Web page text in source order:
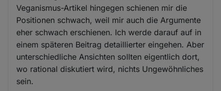
Veganismus-Artikel hingegen schienen mir die
Positionen schwach, weil mir auch die Argumente
eher schwach erschienen. Ich werde darauf auf in
einem späteren Beitrag detaillierter eingehen. Aber
unterschiedliche Ansichten sollten eigentlich dort,
wo rational diskutiert wird, nichts Ungewöhnliches
sein.